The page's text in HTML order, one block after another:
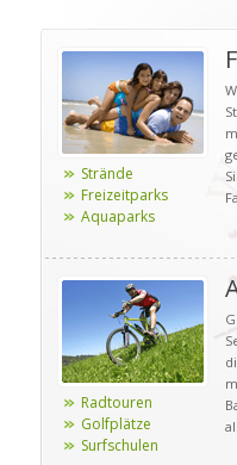
Strände
Freizeitparks
Aquaparks
Radtouren
Golfplätze
Surfschulen